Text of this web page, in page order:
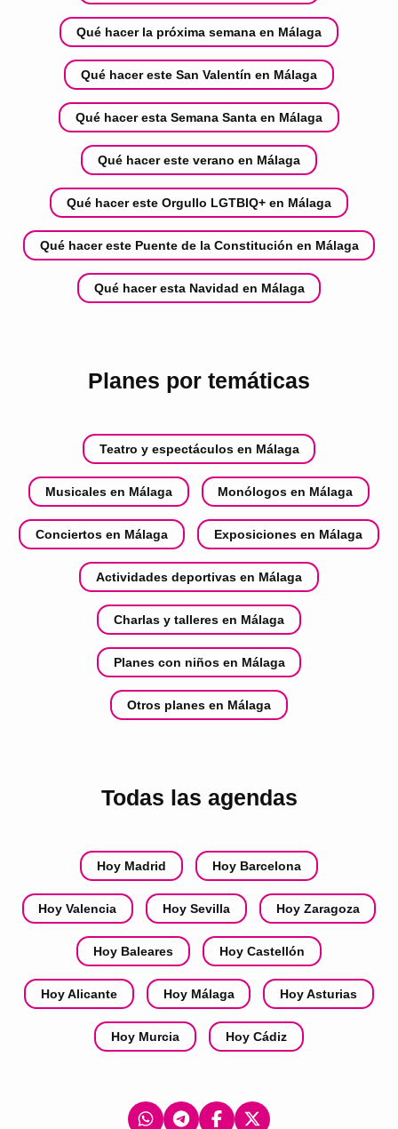
Qué hacer la próxima semana en Málaga
Qué hacer este San Valentín en Málaga
Qué hacer esta Semana Santa en Málaga
Qué hacer este verano en Málaga
Qué hacer este Orgullo LGTBIQ+ en Málaga
Qué hacer este Puente de la Constitución en Málaga
Qué hacer esta Navidad en Málaga
Planes por temáticas
Teatro y espectáculos en Málaga
Musicales en Málaga Monólogos en Málaga
Conciertos en Málaga Exposiciones en Málaga
Actividades deportivas en Málaga
Charlas y talleres en Málaga
Planes con niños en Málaga
Otros planes en Málaga
Todas las agendas
Hoy Madrid Hoy Barcelona
Hoy Valencia Hoy Sevilla Hoy Zaragoza
Hoy Baleares Hoy Castellón
Hoy Alicante Hoy Málaga Hoy Asturias
Hoy Murcia Hoy Cádiz